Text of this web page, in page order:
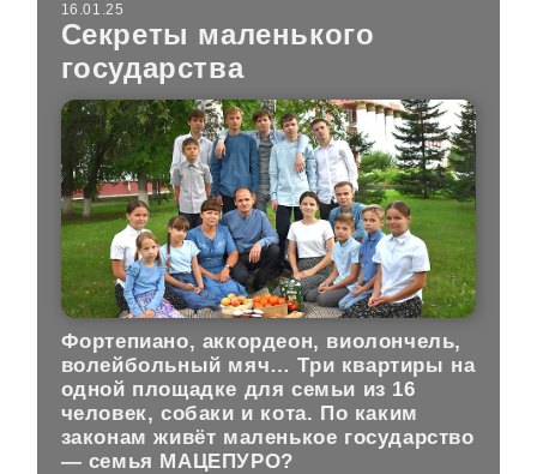
16.01.25
Секреты маленького
государства
Фортепиано, аккордеон, виолончель,
волейбольный мяч… Три квартиры на
одной площадке для семьи из 16
человек, собаки и кота. По каким
законам живёт маленькое государство
— семья МАЦЕПУРО?